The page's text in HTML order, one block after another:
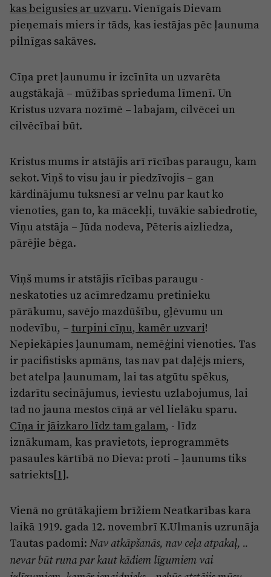
kas beigusies ar uzvaru. Vienīgais Dievam
pieņemais miers ir tāds, kas iestājas pēc ļaunuma
pilnīgas sakāves.
Cīņa pret ļaunumu ir izcīnīta un uzvarēta
augstākajā – mūžības sprieduma līmenī. Un
Kristus uzvara nozīmē – labajam, cilvēcei un
cilvēcībai būt.
Kristus mums ir atstājis arī rīcības paraugu, kam
sekot. Viņš to visu jau ir piedzīvojis – gan
kārdinājumu tuksnesī ar velnu par kaut ko
vienoties, gan to, ka mācekļi, tuvākie sabiedrotie,
Viņu atstāja – Jūda nodeva, Pēteris aizliedza,
pārējie bēga.
Viņš mums ir atstājis rīcības paraugu -
neskatoties uz acīmredzamu pretinieku
pārākumu, savējo mazdūšību, gļēvumu un
nodevību, – turpini cīņu, kamēr uzvari!
Nepiekāpies ļaunumam, nemēģini vienoties. Tas
ir pacifistisks apmāns, tas nav pat daļējs miers,
bet atelpa ļaunumam, lai tas atgūtu spēkus,
izdarītu secinājumus, ieviestu uzlabojumus, lai
tad no jauna mestos cīņā ar vēl lielāku sparu.
Cīņa ir jāizkaro līdz tam galam, - līdz
iznākumam, kas pravietots, ieprogrammēts
pasaules kārtībā no Dieva: proti – ļaunums tiks
satriekts[1].
Vienā no grūtākajiem brīžiem Neatkarības kara
laikā 1919. gada 12. novembrī K.Ulmanis uzrunāja
Tautas padomi: Nav atkāpšanās, nav ceļa atpakaļ, ..
nevar būt runa par kaut kādiem līgumiem vai